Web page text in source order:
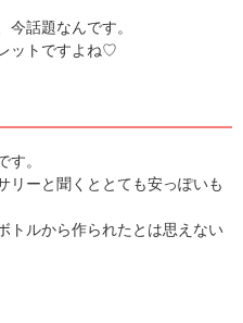
今話題なんです。
ットですよね♡
す。
リーと聞くととても安っぽいも
トルから作られたとは思えない